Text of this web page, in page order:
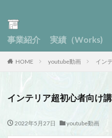
事業紹介 実績（Works)
HOME youtube動画 イン
インテリア超初心者向け
2022年5月27日 youtube動画